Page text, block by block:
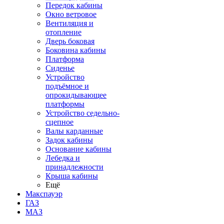
Передок кабины
Окно ветровое
Вентиляция и
отопление
Дверь боковая
Боковина кабины
Платформа
Сиденье
Устройство
подъёмное и
опрокидывающее
платформы
Устройство седельно-
сцепное
Валы карданные
Задок кабины
Основание кабины
Лебедка и
принадлежности
Крыша кабины
Ещё
Макспауэр
ГАЗ
МАЗ